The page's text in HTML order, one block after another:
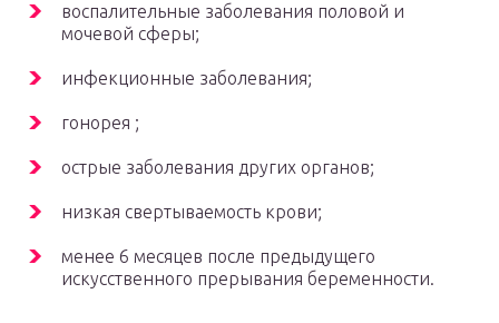
воспалительные заболевания половой и
мочевой сферы;
инфекционные заболевания;
гонорея ;
острые заболевания других органов;
низкая свертываемость крови;
менее 6 месяцев после предыдущего
искусственного прерывания беременности.